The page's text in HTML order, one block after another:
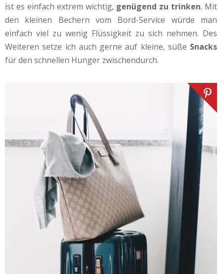
ist es einfach extrem wichtig, genügend zu trinken. Mit
den kleinen Bechern vom Bord-Service würde man
einfach viel zu wenig Flüssigkeit zu sich nehmen. Des
Weiteren setze ich auch gerne auf kleine, süße Snacks
für den schnellen Hunger zwischendurch.